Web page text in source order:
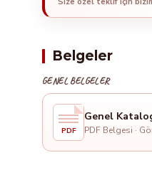
Belgeler
GENEL BELGELER
PDF
Genel
PDF Belgesi ·